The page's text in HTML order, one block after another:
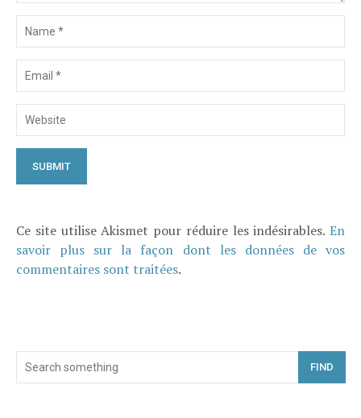
Ce site utilise Akismet pour réduire les indésirables. En
savoir plus sur la façon dont les données de vos
commentaires sont traitées.
FIND